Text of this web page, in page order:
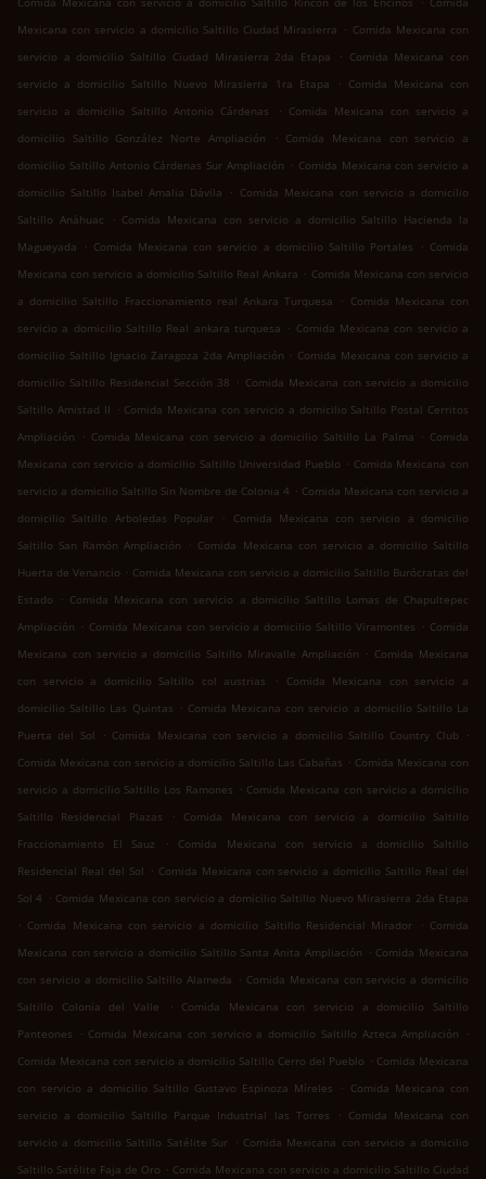
Mexicana con servicio a domicilio Saltillo Ciudad Mirasierra . Comida Mexicana con
servicio a domicilio Saltillo Ciudad Mirasierra 2da Etapa
. Comida Mexicana con
servicio a domicilio Saltillo Nuevo Mirasierra 1ra Etapa
. Comida Mexicana con
servicio a domicilio Saltillo Antonio Cárdenas
. Comida Mexicana con servicio a
domicilio Saltillo González Norte Ampliación
. Comida Mexicana con servicio a
domicilio Saltillo Antonio Cárdenas Sur Ampliación . Comida Mexicana con servicio a
domicilio Saltillo Isabel Amalia Dávila
. Comida Mexicana con servicio a domicilio
Saltillo Anáhuac
. Comida Mexicana con servicio a domicilio Saltillo Hacienda la
Magueyada
. Comida Mexicana con servicio a domicilio Saltillo Portales . Comida
Mexicana con servicio a domicilio Saltillo Real Ankara . Comida Mexicana con servicio
a domicilio Saltillo Fraccionamiento real Ankara Turquesa
. Comida Mexicana con
servicio a domicilio Saltillo Real ankara turquesa . Comida Mexicana con servicio a
domicilio Saltillo Ignacio Zaragoza 2da Ampliación . Comida Mexicana con servicio a
domicilio Saltillo Residencial Sección 38 . Comida Mexicana con servicio a domicilio
Saltillo Amistad II . Comida Mexicana con servicio a domicilio Saltillo Postal Cerritos
Ampliación
. Comida Mexicana con servicio a domicilio Saltillo La Palma . Comida
Mexicana con servicio a domicilio Saltillo Universidad Pueblo . Comida Mexicana con
servicio a domicilio Saltillo Sin Nombre de Colonia 4 . Comida Mexicana con servicio a
domicilio Saltillo Arboledas Popular
.
Comida Mexicana con servicio a domicilio
Saltillo San Ramón Ampliación
. Comida Mexicana con servicio a domicilio Saltillo
Huerta de Venancio . Comida Mexicana con servicio a domicilio Saltillo Burócratas del
Estado
. Comida Mexicana con servicio a domicilio Saltillo Lomas de Chapultepec
Ampliación . Comida Mexicana con servicio a domicilio Saltillo Viramontes . Comida
Mexicana con servicio a domicilio Saltillo Miravalle Ampliación . Comida Mexicana
con servicio a domicilio Saltillo col austrias
.
Comida Mexicana con servicio a
domicilio Saltillo Las Quintas . Comida Mexicana con servicio a domicilio Saltillo La
Puerta del Sol
. Comida Mexicana con servicio a domicilio Saltillo Country Club
.
Comida Mexicana con servicio a domicilio Saltillo Las Cabañas . Comida Mexicana con
servicio a domicilio Saltillo Los Ramones . Comida Mexicana con servicio a domicilio
Saltillo Residencial Plazas
.
Comida Mexicana con servicio a domicilio Saltillo
Fraccionamiento El Sauz
.
Comida Mexicana con servicio a domicilio Saltillo
Residencial Real del Sol . Comida Mexicana con servicio a domicilio Saltillo Real del
Sol 4 . Comida Mexicana con servicio a domicilio Saltillo Nuevo Mirasierra 2da Etapa
. Comida Mexicana con servicio a domicilio Saltillo Residencial Mirador . Comida
Mexicana con servicio a domicilio Saltillo Santa Anita Ampliación . Comida Mexicana
con servicio a domicilio Saltillo Alameda . Comida Mexicana con servicio a domicilio
Saltillo Colonia del Valle
.
Comida Mexicana con servicio a domicilio Saltillo
Panteones
. Comida Mexicana con servicio a domicilio Saltillo Azteca Ampliación
.
Comida Mexicana con servicio a domicilio Saltillo Cerro del Pueblo . Comida Mexicana
con servicio a domicilio Saltillo Gustavo Espinoza Míreles
. Comida Mexicana con
servicio a domicilio Saltillo Parque Industrial las Torres
. Comida Mexicana con
servicio a domicilio Saltillo Satélite Sur . Comida Mexicana con servicio a domicilio
Saltillo Satélite Faja de Oro . Comida Mexicana con servicio a domicilio Saltillo Ciudad